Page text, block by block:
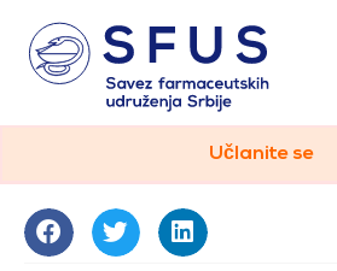
Učlanite se